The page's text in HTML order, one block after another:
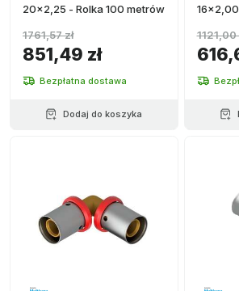
20x2,25 - Rolka 100 metrów
851,49 zł
1761,57 zł
Bezpłatna dostawa
Dodaj do koszyka
1121,00